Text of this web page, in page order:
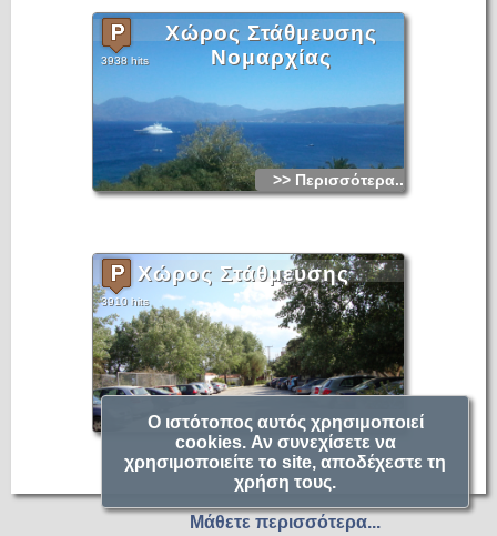
Χώρος Στάθμευσης
Νομαρχίας
3938 hits
>> Περισσότερα...
Χώρος Στάθμευσης
3910 hits
>> Περισσότερα...
Ο ιστότοπος αυτός χρησιμοποιεί
cookies. Αν συνεχίσετε να
χρησιμοποιείτε το site, αποδέχεστε τη
χρήση τους.
Μάθετε περισσότερα...